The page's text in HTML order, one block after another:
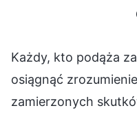
Każdy, kto podąża
osiągnąć
zamierzonych